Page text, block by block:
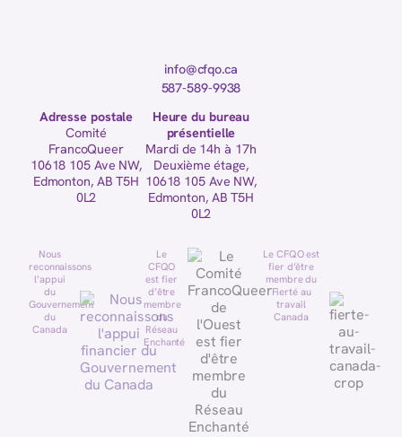
info@cfqo.ca
587-589-9938
Adresse postale
Comité
FrancoQueer
10618 105 Ave NW,
Edmonton, AB T5H
0L2
Heure du bureau
présentielle
Mardi de 14h à 17h
Deuxième étage,
10618 105 Ave NW,
Edmonton, AB T5H
0L2
Nous
reconnaissons
l’appui
du
Gouvernement
du
Canada
Le
CFQO
est fier
d’être
membre
du
Réseau
Enchanté
Le CFQO est
fier d’être
membre du
Fierté au
travail
Canada